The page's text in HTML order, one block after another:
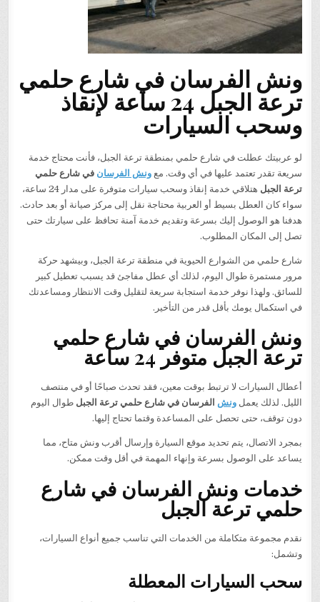
ونش الفرسان في شارع حلمي
ترعة الجبل 24 ساعة لإنقاذ
وسحب السيارات
لو عربيتك عطلت في شارع حلمي بمنطقة ترعة الجبل، فأنت محتاج خدمة
سريعة تقدر تعتمد عليها في أي وقت. معونش الفرسان في شارع حلمي
ترعة الجبل
هتلاقي خدمة إنقاذ وسحب سيارات متوفرة على مدار 24 ساعة،
سواء كان العطل بسيط أو العربية محتاجة نقل إلى مركز صيانة أو بعد حادث.
هدفنا هو الوصول إليك بسرعة وتقديم خدمة آمنة تحافظ على سيارتك حتى
تصل إلى المكان المطلوب.
شارع حلمي من الشوارع الحيوية في منطقة ترعة الجبل، وبيشهد حركة
مرور مستمرة طوال اليوم، لذلك أي عطل مفاجئ قد يسبب تعطيل كبير
للسائق. ولهذا نوفر خدمة استجابة سريعة لتقليل وقت الانتظار ومساعدتك
في استكمال يومك بأقل قدر من التأخير.
ونش الفرسان في شارع حلمي
ترعة الجبل متوفر 24 ساعة
أعطال السيارات لا ترتبط بوقت معين، فقد تحدث صباحًا أو في منتصف
الليل. لذلك يعملونش الفرسان في شارع حلمي ترعة الجبل طوال اليوم
دون توقف، حتى تحصل على المساعدة وقتما تحتاج إليها.
بمجرد الاتصال، يتم تحديد موقع السيارة وإرسال أقرب ونش متاح، مما
يساعد على الوصول بسرعة وإنهاء المهمة في أقل وقت ممكن.
خدمات ونش الفرسان في شارع
حلمي ترعة الجبل
نقدم مجموعة متكاملة من الخدمات التي تناسب جميع أنواع السيارات،
وتشمل:
سحب السيارات المعطلة